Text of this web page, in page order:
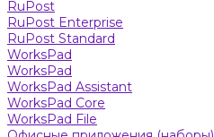
RuPost
RuPost Enterprise
RuPost Standard
WorksPad
WorksPad
WorksPad Assistant
WorksPad Core
WorksPad File